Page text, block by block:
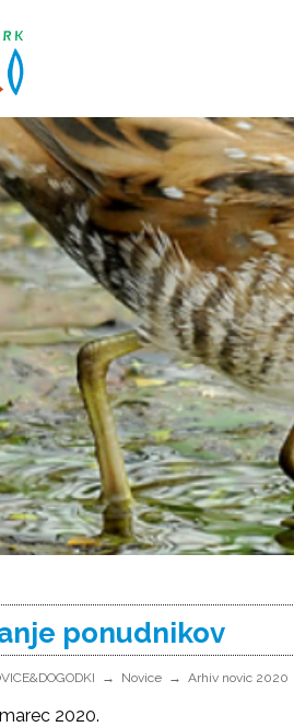
ponudnikov
Novice Arhiv novic 2020
2020.